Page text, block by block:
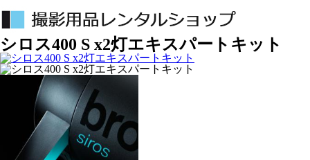
シロス400 S x2灯エキスパートキット